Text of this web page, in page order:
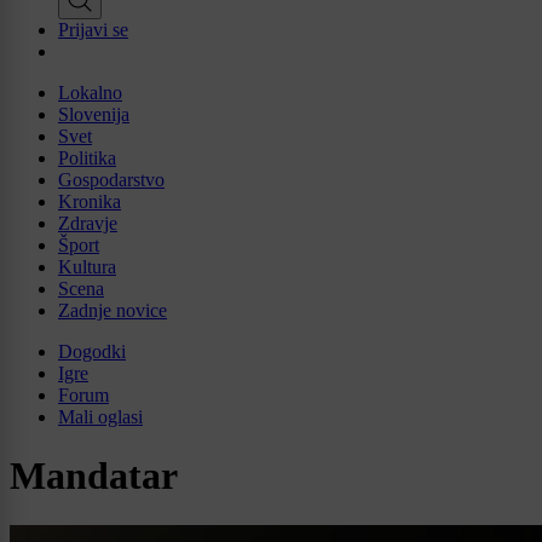
Prijavi se
Lokalno
Slovenija
Svet
Politika
Gospodarstvo
Kronika
Zdravje
Šport
Kultura
Scena
Zadnje novice
Dogodki
Igre
Forum
Mali oglasi
Mandatar